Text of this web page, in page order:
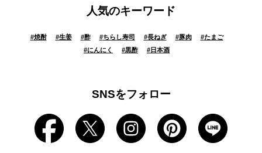
人気のキーワード
#焼酎 #生姜 #酢 #ちらし寿司 #長ねぎ #豚肉 #たまご
#にんにく #黒酢 #日本酒
SNSをフォロー